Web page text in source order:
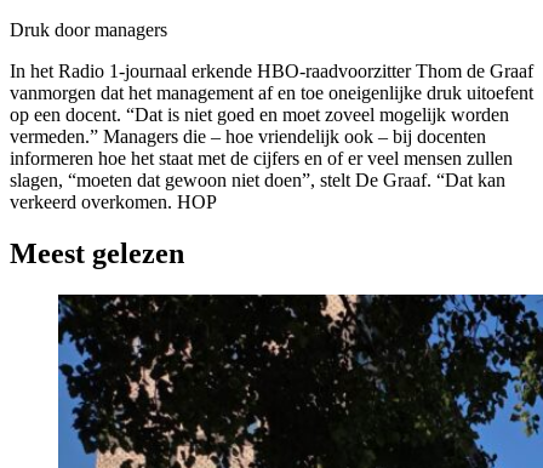
Druk door managers
In het Radio 1-journaal erkende HBO-raadvoorzitter Thom de Graaf
vanmorgen dat het management af en toe oneigenlijke druk uitoefent
op een docent. “Dat is niet goed en moet zoveel mogelijk worden
vermeden.” Managers die – hoe vriendelijk ook – bij docenten
informeren hoe het staat met de cijfers en of er veel mensen zullen
slagen, “moeten dat gewoon niet doen”, stelt De Graaf. “Dat kan
verkeerd overkomen. HOP
Meest gelezen